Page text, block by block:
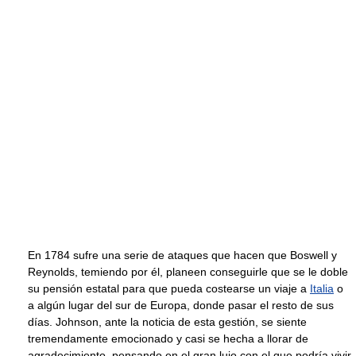
En 1784 sufre una serie de ataques que hacen que Boswell y
Reynolds, temiendo por él, planeen conseguirle que se le doble
su pensión estatal para que pueda costearse un viaje a Italia o
a algún lugar del sur de Europa, donde pasar el resto de sus
días. Johnson, ante la noticia de esta gestión, se siente
tremendamente emocionado y casi se hecha a llorar de